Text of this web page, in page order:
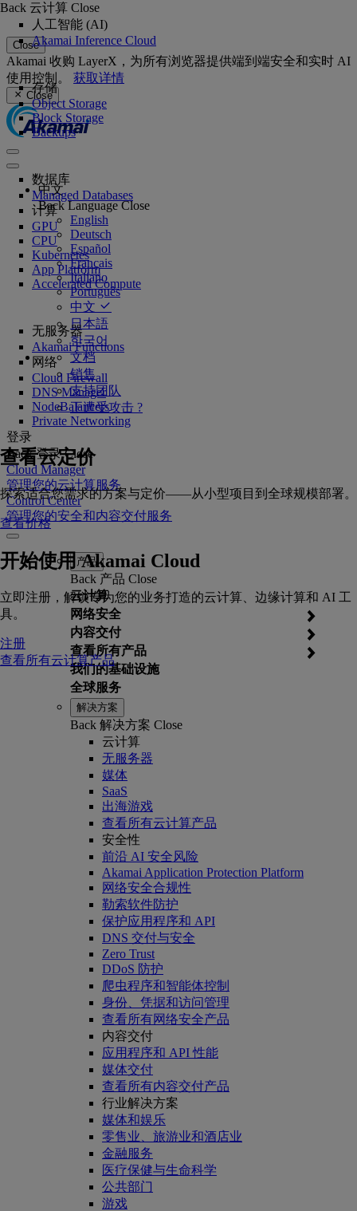
Close
Akamai 收购 LayerX，为所有浏览器提供端到端安全和实时 AI
使用控制。 获取详情
Close
中文
Back Language Close
English
Deutsch
Español
Français
Italiano
Português
中文
日本語
한국어
文档
销售
支持团队
正遭受攻击 ?
登录
Back 登录 Close
Cloud Manager
管理您的云计算服务
Control Center
管理您的安全和内容交付服务
产品
Back 产品 Close
云计算
网络安全
内容交付
查看所有产品
我们的基础设施
全球服务
Back 云计算 Close
人工智能 (AI)
Akamai Inference Cloud
存储
Object Storage
Block Storage
Backups
数据库
Managed Databases
计算
GPU
CPU
Kubernetes
App Platform
Accelerated Compute
无服务器
Akamai Functions
网络
Cloud Firewall
DNS Manager
NodeBalancers
Private Networking
查看云定价
探索适合您需求的方案与定价——从小型项目到全球规模部署。
查看价格
开始使用 Akamai Cloud
立即注册，解锁专为您的业务打造的云计算、边缘计算和 AI 工
具。
注册
查看所有云计算产品
解决方案
Back 解决方案 Close
云计算
无服务器
媒体
SaaS
出海游戏
查看所有云计算产品
安全性
前沿 AI 安全风险
Akamai Application Protection Platform
网络安全合规性
勒索软件防护
保护应用程序和 API
DNS 交付与安全
Zero Trust
DDoS 防护
爬虫程序和智能体控制
身份、凭据和访问管理
查看所有网络安全产品
内容交付
应用程序和 API 性能
媒体交付
查看所有内容交付产品
行业解决方案
媒体和娱乐
零售业、旅游业和酒店业
金融服务
医疗保健与生命科学
公共部门
游戏